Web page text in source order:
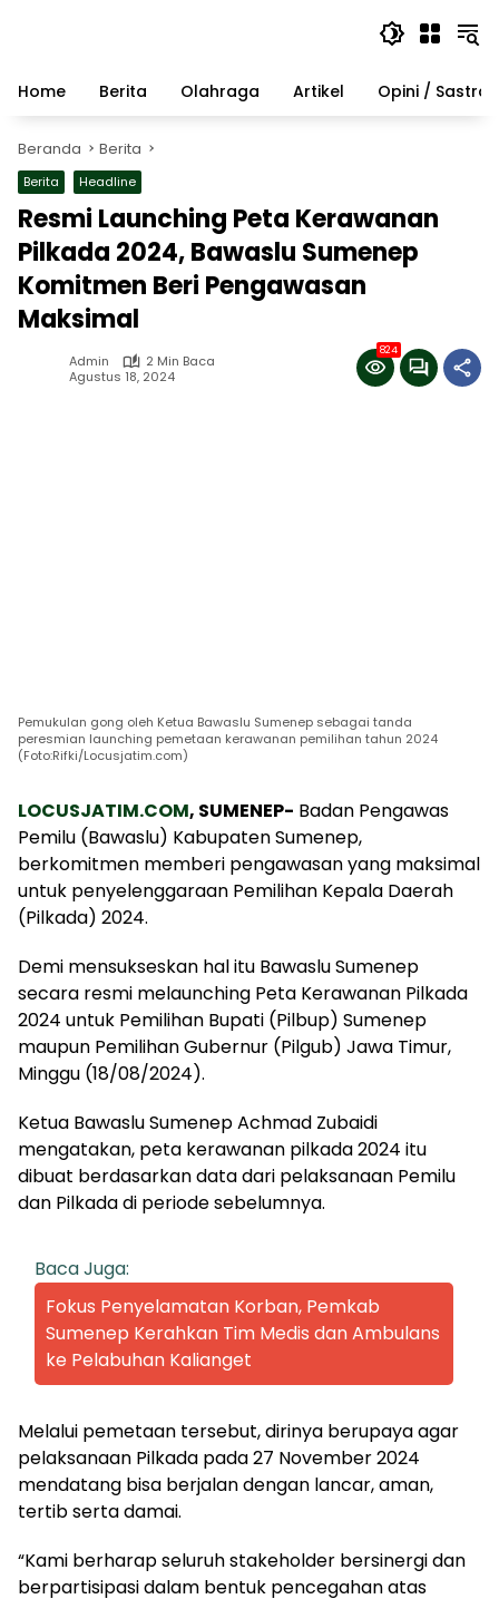
Home
Berita Olahraga Artikel Opini / Sastra
Beranda Berita
Berita Headline
Resmi Launching Peta Kerawanan
Pilkada 2024, Bawaslu Sumenep
Komitmen Beri Pengawasan
Maksimal
Admin
2 Min Baca
Agustus 18, 2024
824
Pemukulan gong oleh Ketua Bawaslu Sumenep sebagai tanda
peresmian launching pemetaan kerawanan pemilihan tahun 2024
(Foto:Rifki/Locusjatim.com)
LOCUSJATIM.COM, SUMENEP- Badan Pengawas
Pemilu (Bawaslu) Kabupaten Sumenep,
berkomitmen memberi pengawasan yang maksimal
untuk penyelenggaraan Pemilihan Kepala Daerah
(Pilkada) 2024.
Demi mensukseskan hal itu Bawaslu Sumenep
secara resmi melaunching Peta Kerawanan Pilkada
2024 untuk Pemilihan Bupati (Pilbup) Sumenep
maupun Pemilihan Gubernur (Pilgub) Jawa Timur,
Minggu (18/08/2024).
Ketua Bawaslu Sumenep Achmad Zubaidi
mengatakan, peta kerawanan pilkada 2024 itu
dibuat berdasarkan data dari pelaksanaan Pemilu
dan Pilkada di periode sebelumnya.
Baca Juga:
Fokus Penyelamatan Korban, Pemkab
Sumenep Kerahkan Tim Medis dan Ambulans
ke Pelabuhan Kalianget
Melalui pemetaan tersebut, dirinya berupaya agar
pelaksanaan Pilkada pada 27 November 2024
mendatang bisa berjalan dengan lancar, aman,
tertib serta damai.
“Kami berharap seluruh stakeholder bersinergi dan
berpartisipasi dalam bentuk pencegahan atas